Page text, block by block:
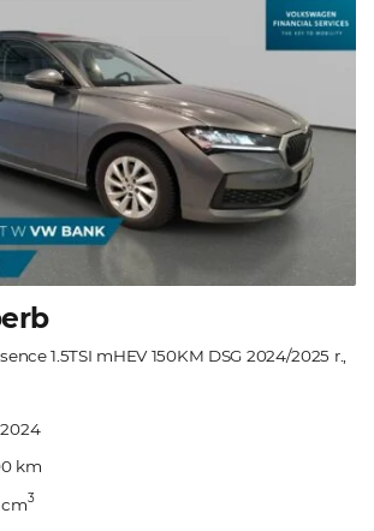
1.5TSI mHEV 150KM DSG 2024/2025 r.,
km
cm3